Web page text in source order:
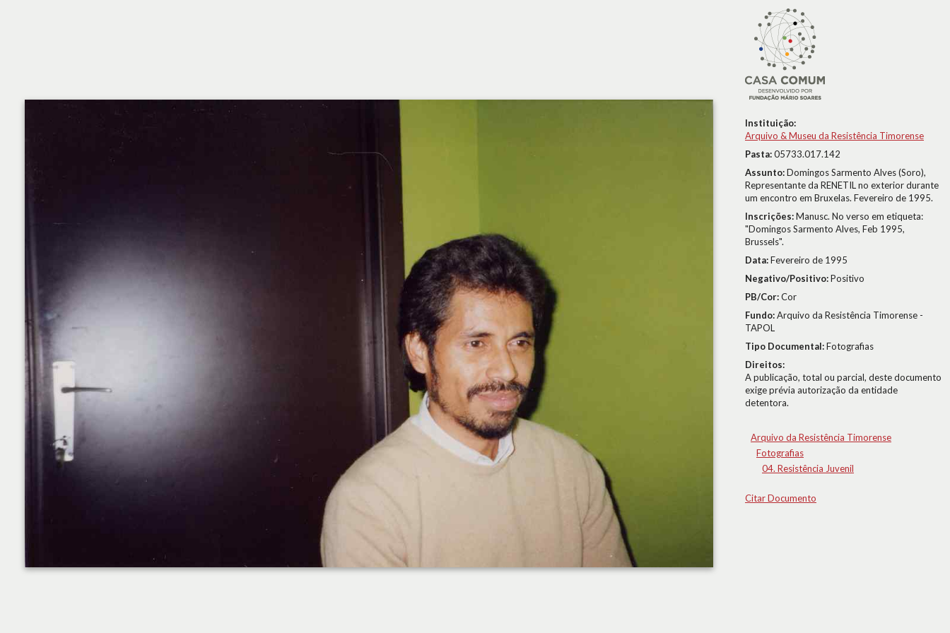
Instituição:
Arquivo & Museu da Resistência Timorense
Pasta:05733.017.142
Assunto:Domingos Sarmento Alves (Soro),
Representante da RENETIL no exterior durante
um encontro em Bruxelas. Fevereiro de 1995.
Inscrições:Manusc. No verso em etiqueta:
"Domingos Sarmento Alves, Feb 1995,
Brussels".
Data:Fevereiro de 1995
Negativo/Positivo:Positivo
PB/Cor:Cor
Fundo:Arquivo da Resistência Timorense -
TAPOL
Tipo Documental:Fotografias
Direitos:
A publicação, total ou parcial, deste documento
exige prévia autorização da entidade
detentora.
Arquivo da Resistência Timorense
Fotografias
04. Resistência Juvenil
Citar Documento